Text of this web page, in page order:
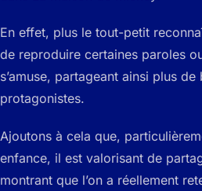
En effet, plus le tout-petit
de reproduire certaines paroles
s’amuse, partageant ainsi plus
protagonistes.
Ajoutons à cela que,
enfance, il est valorisant de
montrant que l’on a réellement